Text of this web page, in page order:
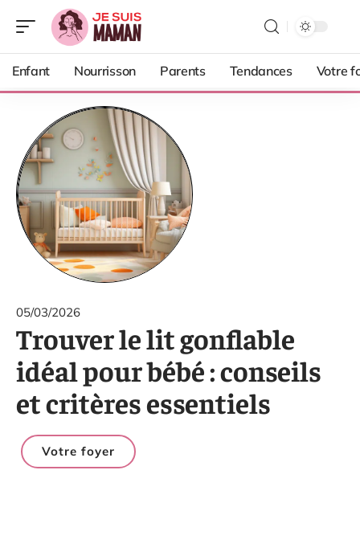
Enfant Nourrisson Parents Tendances Votre
05/03/2026
Trouver le lit gonflable
idéal pour bébé : conseils
et critères essentiels
Votre foyer